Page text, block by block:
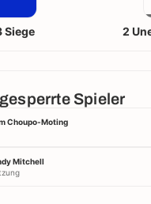
Siege 2
Spieler
Choupo-Moting
Mitchell